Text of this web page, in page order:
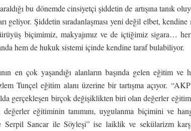
bu dönemde cinsiyetçi şiddetin de artışına tanık
geliyor. Şiddetin sıradanlaşması yeni değil elbet,
biçimimiz, makyajımız ve de içtiğimiz sigara…
hem de hukuk sistemi içinde kendine taraf bulabiliyor.
en çok yaşandığı alanların başında gelen eğitim ve
Tunçel eğitim alanı üzerine bir tartışma açıyor.
gerçekleşen birçok değişiklikten biri olan değerler
eğitiminin tanımını, uygulanma biçimini ve
Sancar ile Söyleşi” ise laiklik ve sekülarizm